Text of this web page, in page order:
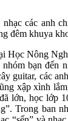
các anh
đêm khuya
Học Nông
bạn đến
guitar, các
xập xình
lớn, học lớp
Trong ban